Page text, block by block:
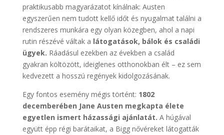
praktikusabb magyarázatot kínálnak: Austen
egyszerűen nem tudott kellő időt és nyugalmat találni a
rendszeres munkára egy olyan közegben, ahol a napi
rutin részévé váltak a látogatások, bálok és családi
ügyek. Ráadásul ezekben az években a család
gyakran költözött, ideiglenes otthonokban élt – ez sem
kedvezett a hosszú regények kidolgozásának.
Egy fontos esemény mégis történt: 1802
decemberében Jane Austen megkapta élete
egyetlen ismert házassági ajánlatát. A húgával
együtt épp régi barátaikat, a Bigg nővéreket látogatták